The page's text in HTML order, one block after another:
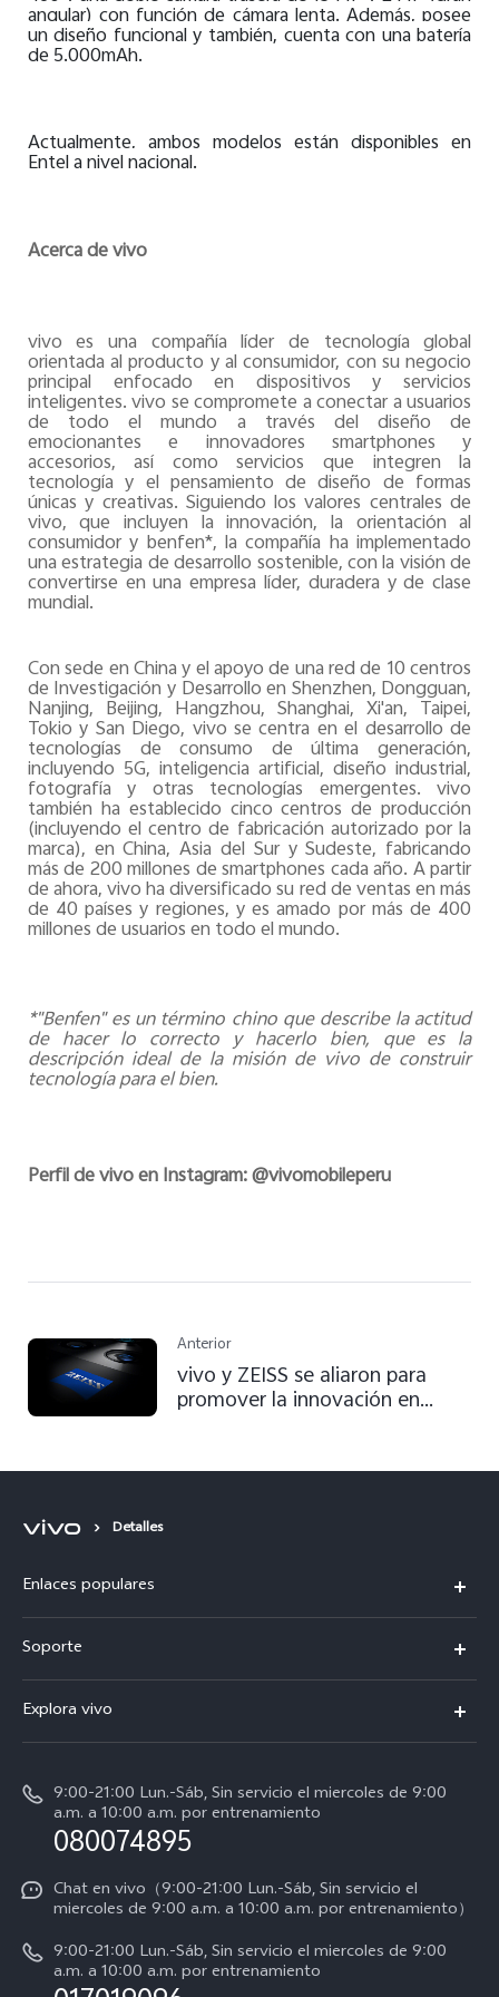
angular) con función de cámara lenta. Además, posee
un diseño funcional y también, cuenta con una batería
de 5.000mAh.
Actualmente, ambos modelos están disponibles en
Entel a nivel nacional.
Acerca de vivo
vivo es una compañía líder de tecnología global
orientada al producto y al consumidor, con su negocio
principal enfocado en dispositivos y servicios
inteligentes. vivo se compromete a conectar a usuarios
de todo el mundo a través del diseño de
emocionantes e innovadores smartphones y
accesorios, así como servicios que integren la
tecnología y el pensamiento de diseño de formas
únicas y creativas. Siguiendo los valores centrales de
vivo, que incluyen la innovación, la orientación al
consumidor y benfen*, la compañía ha implementado
una estrategia de desarrollo sostenible, con la visión de
convertirse en una empresa líder, duradera y de clase
mundial.
Con sede en China y el apoyo de una red de 10 centros
de Investigación y Desarrollo en Shenzhen, Dongguan,
Nanjing, Beijing, Hangzhou, Shanghai, Xi'an, Taipei,
Tokio y San Diego, vivo se centra en el desarrollo de
tecnologías de consumo de última generación,
incluyendo 5G, inteligencia artificial, diseño industrial,
fotografía y otras tecnologías emergentes. vivo
también ha establecido cinco centros de producción
(incluyendo el centro de fabricación autorizado por la
marca), en China, Asia del Sur y Sudeste, fabricando
más de 200 millones de smartphones cada año. A partir
de ahora, vivo ha diversificado su red de ventas en más
de 40 países y regiones, y es amado por más de 400
millones de usuarios en todo el mundo.
*"Benfen" es un término chino que describe la actitud
de hacer lo correcto y hacerlo bien, que es la
descripción ideal de la misión de vivo de construir
tecnología para el bien.
Perfil de vivo en Instagram: @vivomobileperu
Anterior
vivo y ZEISS se aliaron para
promover la innovación en
Detalles
Enlaces populares
V60 Lite 5G
Y39 5G
Soporte
Centro de servicio
Autenticación de IMEI
Consulta el Precio de los Repuestos
Actualización del sistema
Manual del usuario
Progreso de la reparación
Explora vivo
La vida en vivo
Avisos legales
Acerca de nosotros
Sostenibilidad
Centro de privacidad de vivo
9:00-21:00 Lun.-Sáb, Sin servicio el miercoles de 9:00
a.m. a 10:00 a.m. por entrenamiento
080074895
Chat en vivo（9:00-21:00 Lun.-Sáb, Sin servicio el
miercoles de 9:00 a.m. a 10:00 a.m. por entrenamiento）
9:00-21:00 Lun.-Sáb, Sin servicio el miercoles de 9:00
a.m. a 10:00 a.m. por entrenamiento